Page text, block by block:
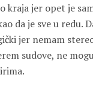
kraja jer opet je
da je sve u redu.
jer nemam
sudove, ne